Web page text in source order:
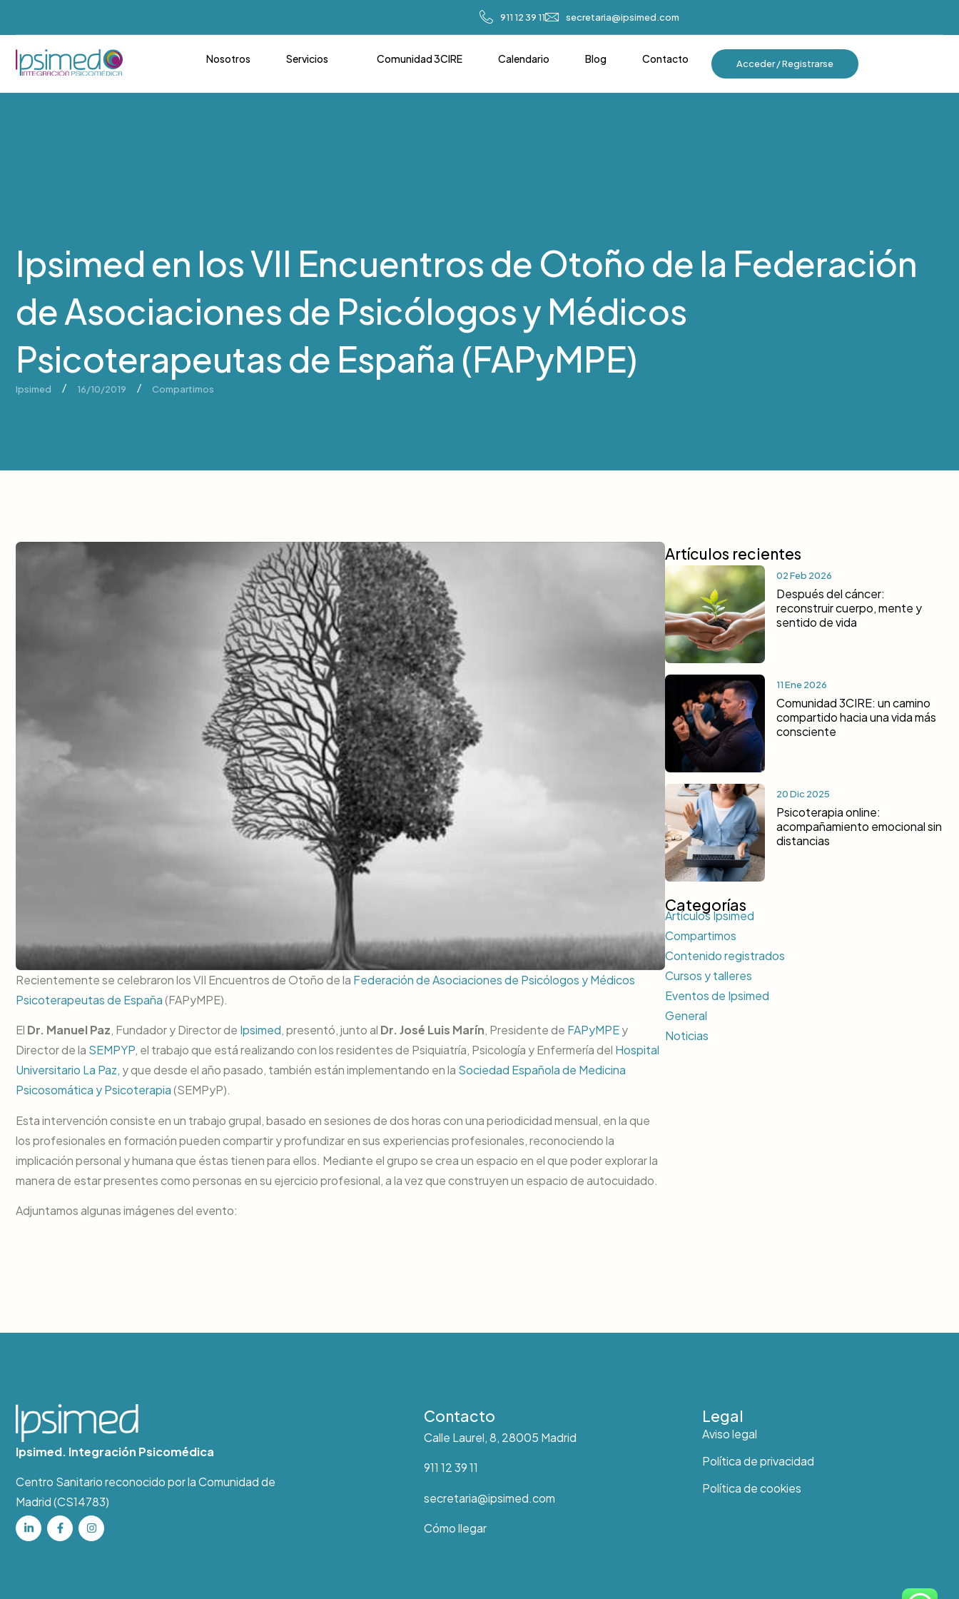
911 12 39 11 secretaria@ipsimed.com
Nosotros Servicios Comunidad 3CIRE Calendario Blog Contacto Acceder / Registrarse
Ipsimed en los VII Encuentros de Otoño de la Federación
de Asociaciones de Psicólogos y Médicos
Psicoterapeutas de España (FAPyMPE)
Ipsimed / 16/10/2019 / Compartimos
Recientemente se celebraron los VII Encuentros de Otoño de la Federación de Asociaciones de Psicólogos y Médicos
Psicoterapeutas de España(FAPyMPE).
El Dr. Manuel Paz, Fundador y Director de Ipsimed, presentó, junto al Dr. José Luis Marín, Presidente de FAPyMPEy
Director de la SEMPYP, el trabajo que está realizando con los residentes de Psiquiatría, Psicología y Enfermería del Hospital
Universitario La Paz, y que desde el año pasado, también están implementando en la Sociedad Española de Medicina
Psicosomática y Psicoterapia(SEMPyP).
Esta intervención consiste en un trabajo grupal, basado en sesiones de dos horas con una periodicidad mensual, en la que
los profesionales en formación pueden compartir y profundizar en sus experiencias profesionales, reconociendo la
implicación personal y humana que éstas tienen para ellos. Mediante el grupo se crea un espacio en el que poder explorar la
manera de estar presentes como personas en su ejercicio profesional, a la vez que construyen un espacio de autocuidado.
Adjuntamos algunas imágenes del evento:
Artículos recientes
02 Feb 2026
Después del cáncer:
reconstruir cuerpo, mente y
sentido de vida
11 Ene 2026
Comunidad 3CIRE: un camino
compartido hacia una vida más
consciente
20 Dic 2025
Psicoterapia online:
acompañamiento emocional sin
distancias
Categorías
Artículos Ipsimed
Compartimos
Contenido registrados
Cursos y talleres
Eventos de Ipsimed
General
Noticias
Ipsimed. Integración Psicomédica
Centro Sanitario reconocido por la Comunidad de
Madrid (CS14783)
Contacto
Calle Laurel, 8, 28005 Madrid
911 12 39 11
secretaria@ipsimed.com
Cómo llegar
Legal
Aviso legal
Política de privacidad
Política de cookies